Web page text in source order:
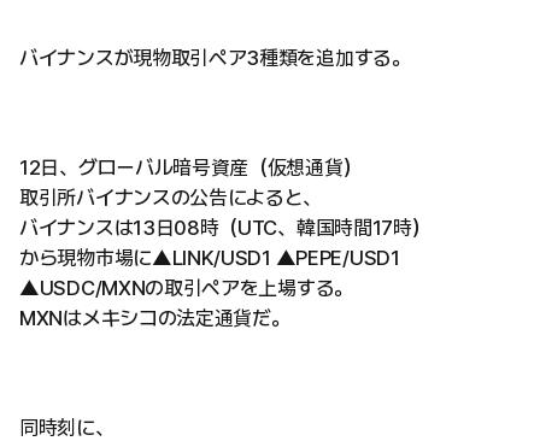
バイナンスが現物取引ペア3種類を追加する。
12日、グローバル暗号資産（仮想通貨）
取引所バイナンスの公告によると、
バイナンスは13日08時（UTC、韓国時間17時）
から現物市場に▲LINK/USD1 ▲PEPE/USD1
▲USDC/MXNの取引ペアを上場する。
MXNはメキシコの法定通貨だ。
同時刻に、